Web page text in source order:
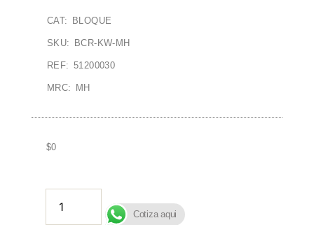
CAT: BLOQUE
SKU: BCR-KW-MH
REF: 51200030
MRC: MH
$0
Cotiza aqui